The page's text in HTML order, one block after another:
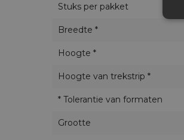
Stuks per pakket
Breedte *
Hoogte *
Hoogte van trekstrip *
* Tolerantie van formaten
Grootte